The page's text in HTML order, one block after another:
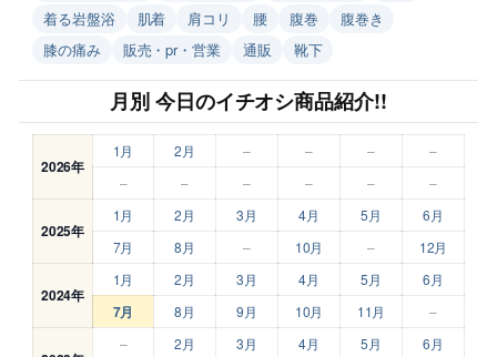
着る岩盤浴
肌着 肩コリ 腰 腹巻
腹巻き
膝の痛み
販売・pr・営業 通販 靴下
月別 今日のイチオシ商品紹介!!
2026年
1月 2月 – – –
–
–
– – – – –
2025年
1月 2月 3月 4月 5月
6月
7月
8月 – 10月 – 12月
2024年
1月 2月 3月 4月 5月 6月
7月 8月 9月 10月 11月 –
– 2月 3月 4月 5月 6月